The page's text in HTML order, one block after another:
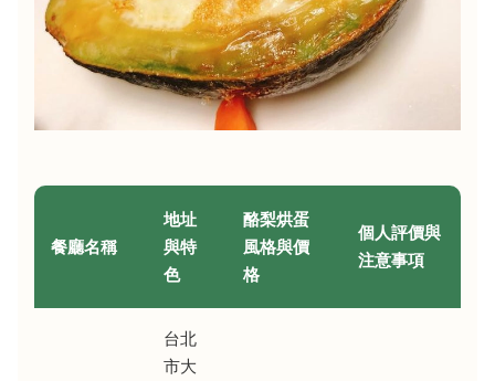
餐廳名稱
地址
與特
色
酪梨烘蛋
風格與價
格
個人評價與
注意事項
台北
市大